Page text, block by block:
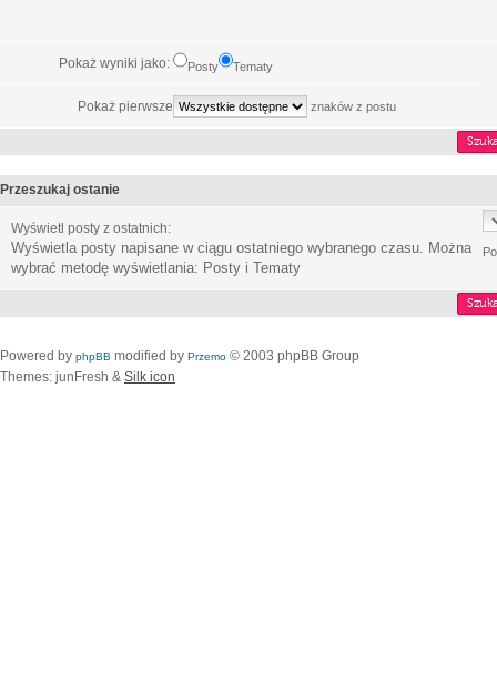
Pokaż wyniki jako: Posty Tematy
Pokaż pierwsze znaków z postu
Przeszukaj ostanie
Wyświetl posty z ostatnich:
Wyświetla posty napisane w ciągu ostatniego wybranego czasu. Można
wybrać metodę wyświetlania: Posty i Tematy
Powered by phpBB modified by Przemo © 2003 phpBB Group
Themes: junFresh & Silk icon